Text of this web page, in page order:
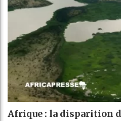
Afrique : la disparition